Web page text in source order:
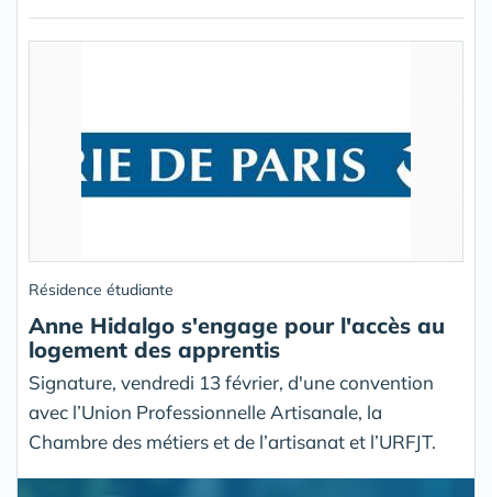
Résidence étudiante
Anne Hidalgo s'engage pour l'accès au
logement des apprentis
Signature, vendredi 13 février, d'une convention
avec l’Union Professionnelle Artisanale, la
Chambre des métiers et de l’artisanat et l’URFJT.